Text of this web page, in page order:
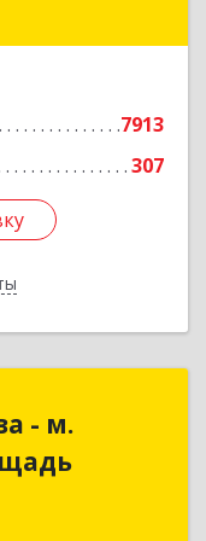
7913
307
- м.
Москва - м.
площадь
ул, дом №